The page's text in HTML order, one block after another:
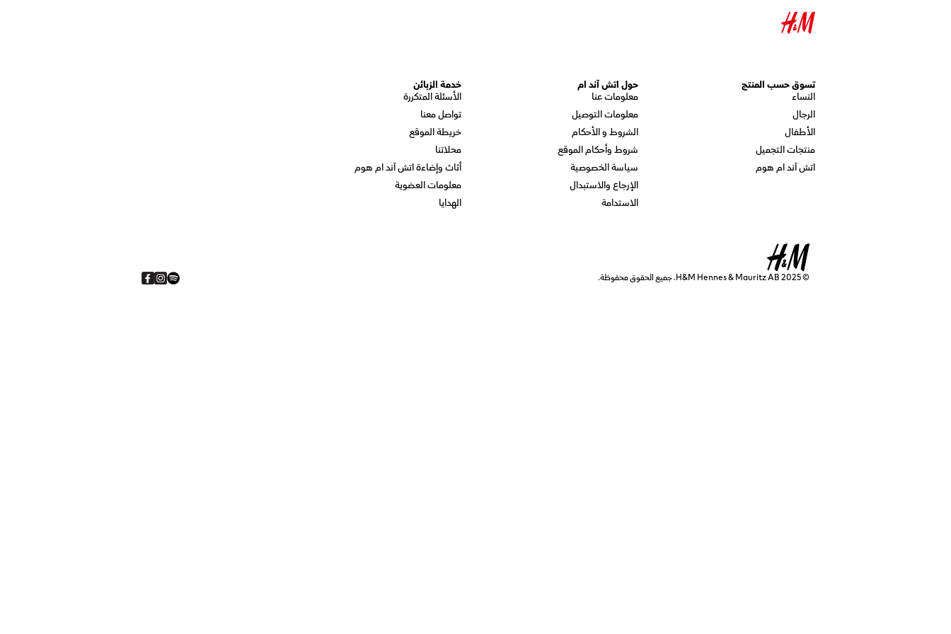
تسوق حسب المنتج
النساء
الرجال
الأطفال
منتجات التجميل
اتش آند ام هوم
حول اتش آند ام
معلومات عنا
معلومات التوصيل
الشروط و الأحكام
شروط وأحكام الموقع
سياسة الخصوصية
الإرجاع والاستبدال
الاستدامة
خدمة الزبائن
الأسئلة المتكررة
تواصل معنا
خريطة الموقع
محلاتنا
أثاث وإضاءة اتش آند ام هوم
معلومات العضوية
الهدايا
© 2025 H&M Hennes & Mauritz AB. جميع الحقوق محفوظة.